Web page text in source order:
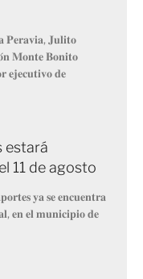
𝐉𝐮𝐥𝐢𝐭𝐨
𝐌𝐨𝐧𝐭𝐞 𝐁𝐨𝐧𝐢𝐭𝐨
𝐞𝐣𝐞𝐜𝐮𝐭𝐢𝐯𝐨 𝐝𝐞
estará
11 de agosto
𝐲𝐚 𝐬𝐞 𝐞𝐧𝐜𝐮𝐞𝐧𝐭𝐫𝐚
𝐞𝐧 𝐞𝐥 𝐦𝐮𝐧𝐢𝐜𝐢𝐩𝐢𝐨 𝐝𝐞